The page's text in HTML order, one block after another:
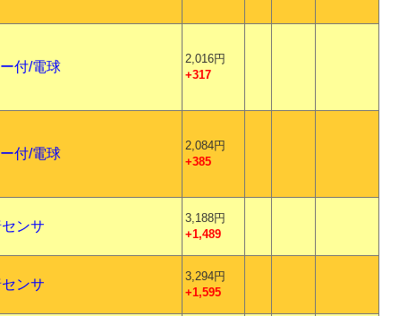
付/電球
2,016円
+317
付/電球
2,084円
+385
ンサ
3,188円
+1,489
ンサ
3,294円
+1,595